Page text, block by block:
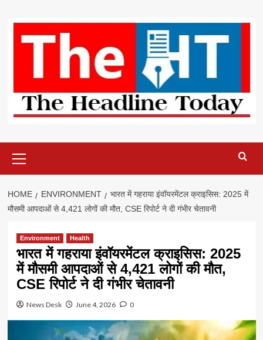
content
Menu
HOME ENVIRONMENT
भारत में गहराया इंवॉयरमेंटल क्राइसिस: 2025 में
मौसमी आपदाओं से 4,421 लोगों की मौत, CSE रिपोर्ट ने दी गंभीर चेतावनी
Environment Health
भारत में गहराया इंवॉयरमेंटल क्राइसिस: 2025
में मौसमी आपदाओं से 4,421 लोगों की मौत,
CSE रिपोर्ट ने दी गंभीर चेतावनी
News Desk June 4, 2026 0